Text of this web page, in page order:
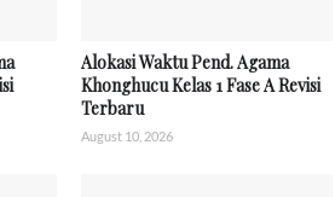
Alokasi Waktu Pend. Agama
Khonghucu Kelas 1 Fase A Revisi
Terbaru
August 10, 2026